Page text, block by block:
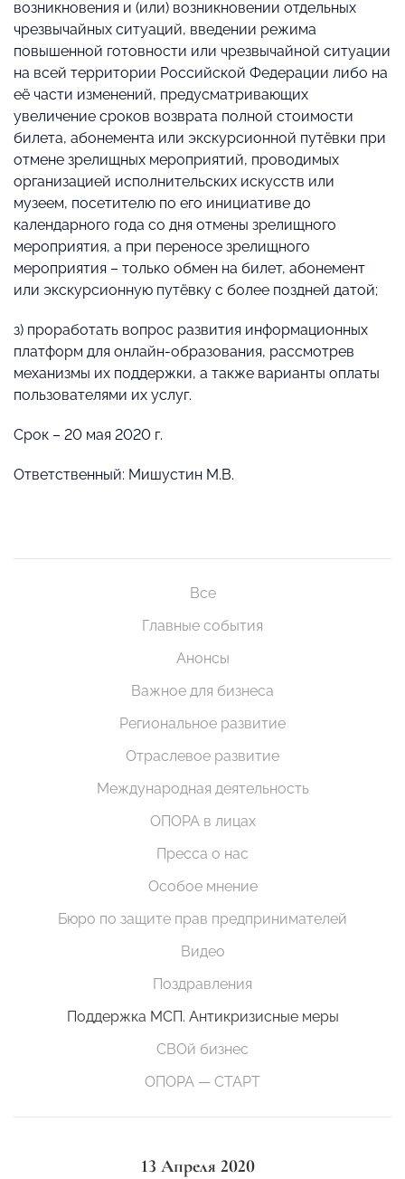
возникновения и (или) возникновении отдельных
чрезвычайных ситуаций, введении режима
повышенной готовности или чрезвычайной ситуации
на всей территории Российской Федерации либо на
её части изменений, предусматривающих
увеличение сроков возврата полной стоимости
билета, абонемента или экскурсионной путёвки при
отмене зрелищных мероприятий, проводимых
организацией исполнительских искусств или
музеем, посетителю по его инициативе до
календарного года со дня отмены зрелищного
мероприятия, а при переносе зрелищного
мероприятия – только обмен на билет, абонемент
или экскурсионную путёвку с более поздней датой;
з) проработать вопрос развития информационных
платформ для онлайн-образования, рассмотрев
механизмы их поддержки, а также варианты оплаты
пользователями их услуг.
Срок – 20 мая 2020 г.
Ответственный: Мишустин М.В.
Все
Главные события
Анонсы
Важное для бизнеса
Региональное развитие
Отраслевое развитие
Международная деятельность
ОПОРА в лицах
Пресса о нас
Особое мнение
Бюро по защите прав предпринимателей
Видео
Поздравления
Поддержка МСП. Антикризисные меры
СВОй бизнес
ОПОРА — СТАРТ
13 Апреля 2020